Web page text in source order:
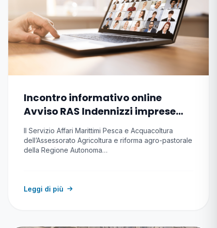
Incontro informativo online
Avviso RAS Indennizzi imprese
pesca e acquacoltura causa
conflitto
Il Servizio Affari Marittimi Pesca e Acquacoltura
dell’Assessorato Agricoltura e riforma agro-pastorale
della Regione Autonoma…
Leggi di più